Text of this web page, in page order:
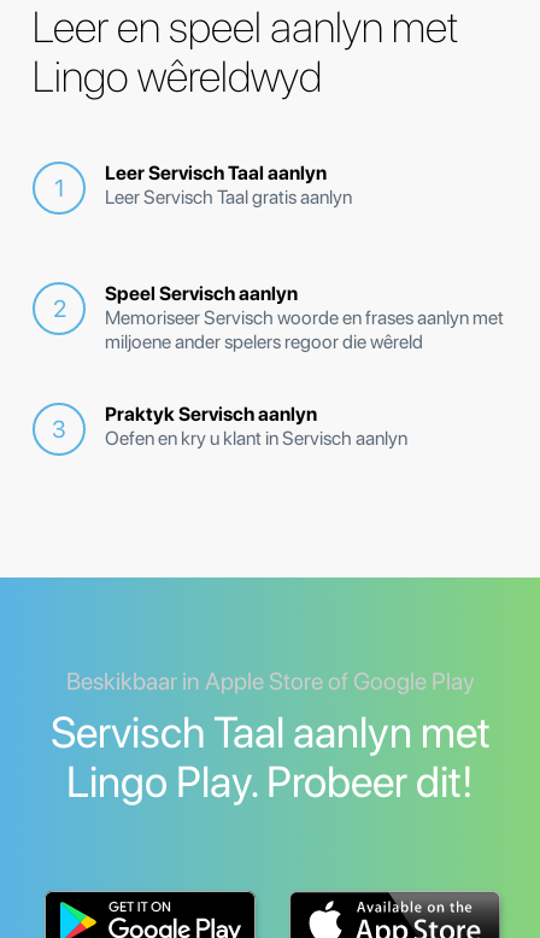
Leer en speel aanlyn met
Lingo wêreldwyd
Leer Servisch Taal aanlyn
Leer Servisch Taal gratis aanlyn
Speel Servisch aanlyn
Memoriseer Servisch woorde en frases aanlyn met
miljoene ander spelers regoor die wêreld
Praktyk Servisch aanlyn
Oefen en kry u klant in Servisch aanlyn
Beskikbaar in Apple Store of Google Play
Servisch Taal aanlyn met
Lingo Play. Probeer dit!